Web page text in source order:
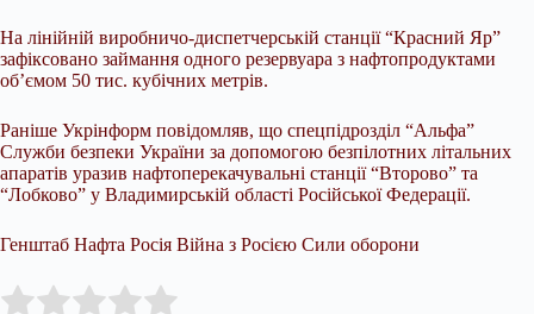
На лінійній виробничо-диспетчерській станції “Красний Яр”
зафіксовано займання одного резервуара з нафтопродуктами
об’ємом 50 тис. кубічних метрів.
Раніше Укрінформ повідомляв, що спецпідрозділ “Альфа”
Служби безпеки України за допомогою безпілотних літальних
апаратів уразив нафтоперекачувальні станції “Второво” та
“Лобково” у Владимирській області Російської Федерації.
Генштаб Нафта Росія Війна з Росією Сили оборони
Rate this item: